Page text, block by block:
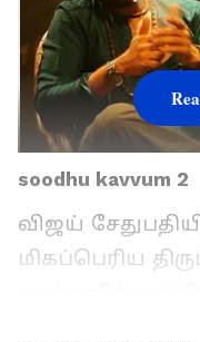
soodhu kavvum 2
விஜய்
மிகப்பெரிய